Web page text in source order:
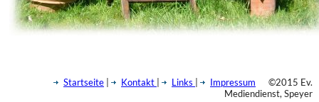
Startseite | Kontakt | Links | Impressum ©2015 Ev.
Mediendienst, Speyer